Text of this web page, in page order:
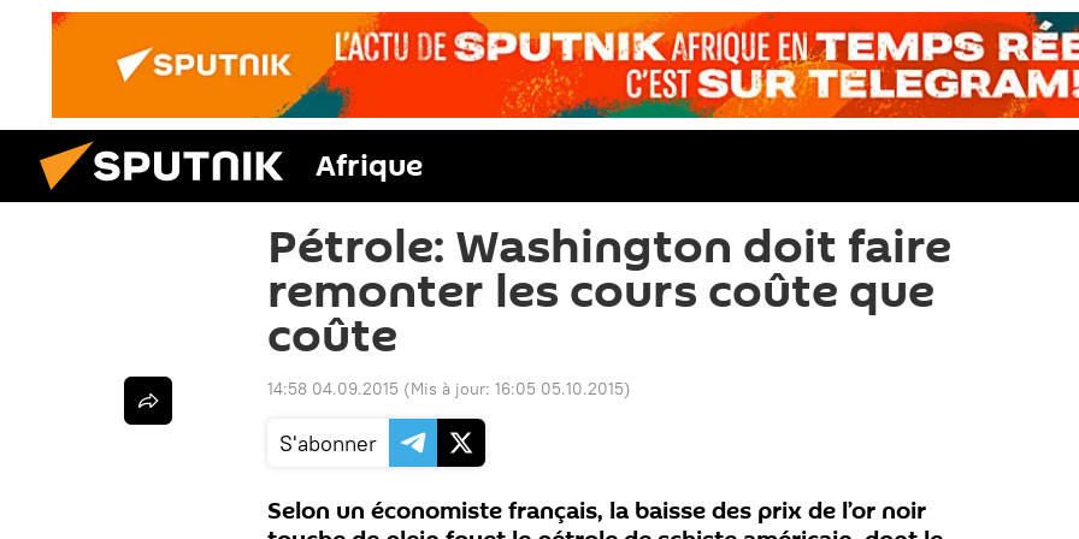
Afrique
Pétrole: Washington doit faire
remonter les cours coûte que
coûte
14:58 04.09.2015 (Mis à jour: 16:05 05.10.2015)
S'abonner
Selon un économiste français, la baisse des prix de l’or noir